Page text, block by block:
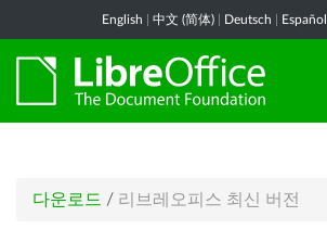
English 中文 (简体) Deutsch Español
다운로드 / 리브레오피스 최신 버전